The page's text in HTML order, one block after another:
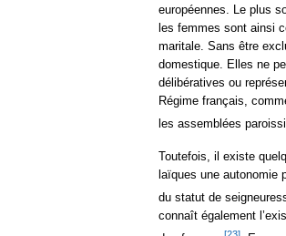
européennes. Le plus
les femmes sont ainsi
maritale. Sans être
domestique. Elles ne
délibératives ou
Régime français,
les assemblées
Toutefois, il existe
laïques une autonomie
du statut de
connaît également